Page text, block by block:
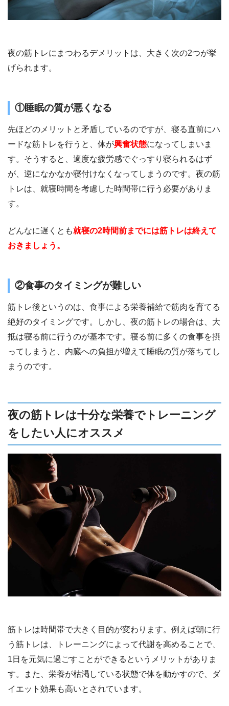
夜の筋トレにまつわるデメリットは、大きく次の2つが挙
げられます。
①睡眠の質が悪くなる
先ほどのメリットと矛盾しているのですが、寝る直前にハ
ードな筋トレを行うと、体が興奮状態になってしまいま
す。そうすると、適度な疲労感でぐっすり寝られるはず
が、逆になかなか寝付けなくなってしまうのです。夜の筋
トレは、就寝時間を考慮した時間帯に行う必要がありま
す。
どんなに遅くとも就寝の2時間前までには筋トレは終えて
おきましょう。
②食事のタイミングが難しい
筋トレ後というのは、食事による栄養補給で筋肉を育てる
絶好のタイミングです。しかし、夜の筋トレの場合は、大
抵は寝る前に行うのが基本です。寝る前に多くの食事を摂
ってしまうと、内臓への負担が増えて睡眠の質が落ちてし
まうのです。
夜の筋トレは十分な栄養でトレーニング
をしたい人にオススメ
筋トレは時間帯で大きく目的が変わります。例えば朝に行
う筋トレは、トレーニングによって代謝を高めることで、
1日を元気に過ごすことができるというメリットがありま
す。また、栄養が枯渇している状態で体を動かすので、ダ
イエット効果も高いとされています。